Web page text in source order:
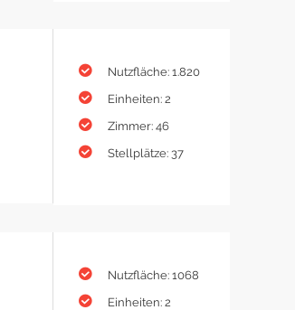
Nutzfläche: 1.820
Einheiten: 2
Zimmer: 46
Stellplätze: 37
Nutzfläche: 1068
Einheiten: 2